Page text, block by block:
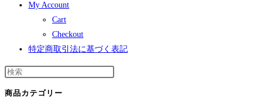
My Account
Cart
Checkout
特定商取引法に基づく表記
商品カテゴリー